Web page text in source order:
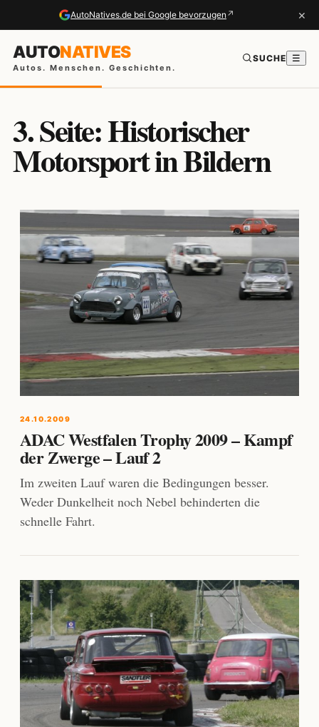
AutoNatives.de bei Google bevorzugen ↗ ×
AUTONATIVES
Autos. Menschen. Geschichten.
SUCHE ☰
3. Seite: Historischer
Motorsport in Bildern
24.10.2009
ADAC Westfalen Trophy 2009 – Kampf
der Zwerge – Lauf 2
Im zweiten Lauf waren die Bedingungen besser.
Weder Dunkelheit noch Nebel behinderten die
schnelle Fahrt.